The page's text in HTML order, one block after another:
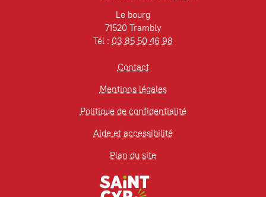
Le bourg
71520 Trambly
Tél : 03 85 50 46 98
Contact
Mentions légales
Politique de confidentialité
Aide et accessibilité
Plan du site